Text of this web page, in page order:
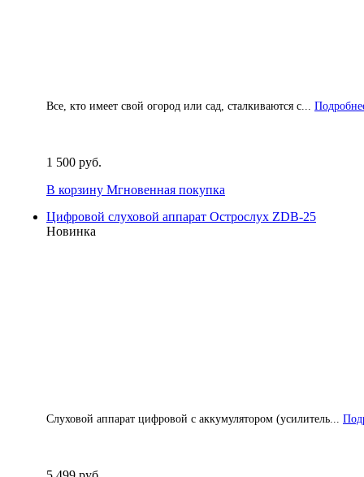
Все, кто имеет свой огород или сад, сталкиваются с...
1 500 руб.
В корзину Мгновенная покупка
Цифровой слуховой аппарат Острослух ZDB-25
Новинка
Слуховой аппарат цифровой с аккумулятором (усилитель...